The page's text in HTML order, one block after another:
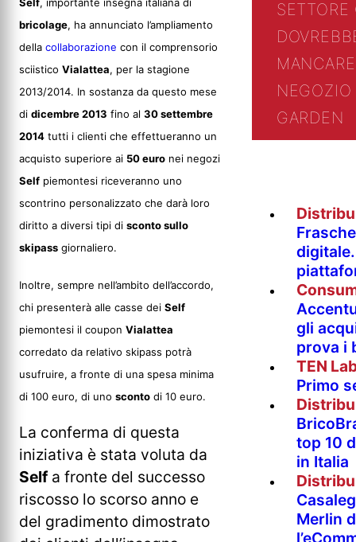
bricolage, ha annunciato l’ampliamento
della collaborazione con il comprensorio
sciistico Vialattea, per la stagione
2013/2014. In sostanza da questo mese
di dicembre 2013 fino al 30 settembre
2014 tutti i clienti che effettueranno un
acquisto superiore ai 50 euro nei negozi
Self piemontesi riceveranno uno
scontrino personalizzato che darà loro
diritto a diversi tipi di sconto sullo
skipass giornaliero.
Inoltre, sempre nell’ambito dell’accordo,
chi presenterà alle casse dei Self
piemontesi il coupon Vialattea
corredato da relativo skipass potrà
usufruire, a fronte di una spesa minima
di 100 euro, di uno sconto di 10 euro.
La conferma di questa
iniziativa è stata voluta da
Selfa fronte del successo
riscosso lo scorso anno e
del gradimento dimostrato
GARDEN
gli
prova i
TEN
Primo
top 10
in Italia
Merlin